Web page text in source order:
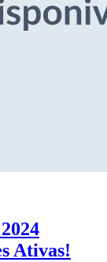
Ativas!